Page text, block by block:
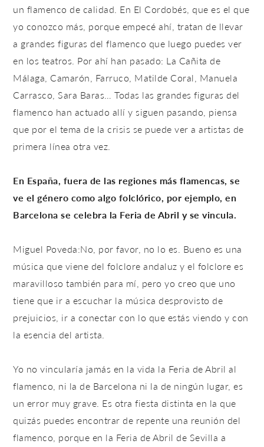
un flamenco de calidad. En El Cordobés, que es el que
yo conozco más, porque empecé ahí, tratan de llevar
a grandes figuras del flamenco que luego puedes ver
en los teatros. Por ahí han pasado: La Cañita de
Málaga, Camarón, Farruco, Matilde Coral, Manuela
Carrasco, Sara Baras… Todas las grandes figuras del
flamenco han actuado allí y siguen pasando, piensa
que por el tema de la crisis se puede ver a artistas de
primera línea otra vez.
En España, fuera de las regiones más flamencas, se
ve el género como algo folclórico, por ejemplo, en
Barcelona se celebra la Feria de Abril y se vincula.
Miguel Poveda:No, por favor, no lo es. Bueno es una
música que viene del folclore andaluz y el folclore es
maravilloso también para mí, pero yo creo que uno
tiene que ir a escuchar la música desprovisto de
prejuicios, ir a conectar con lo que estás viendo y con
la esencia del artista.
Yo no vincularía jamás en la vida la Feria de Abril al
flamenco, ni la de Barcelona ni la de ningún lugar, es
un error muy grave. Es otra fiesta distinta en la que
quizás puedes encontrar de repente una reunión del
flamenco, porque en la Feria de Abril de Sevilla a